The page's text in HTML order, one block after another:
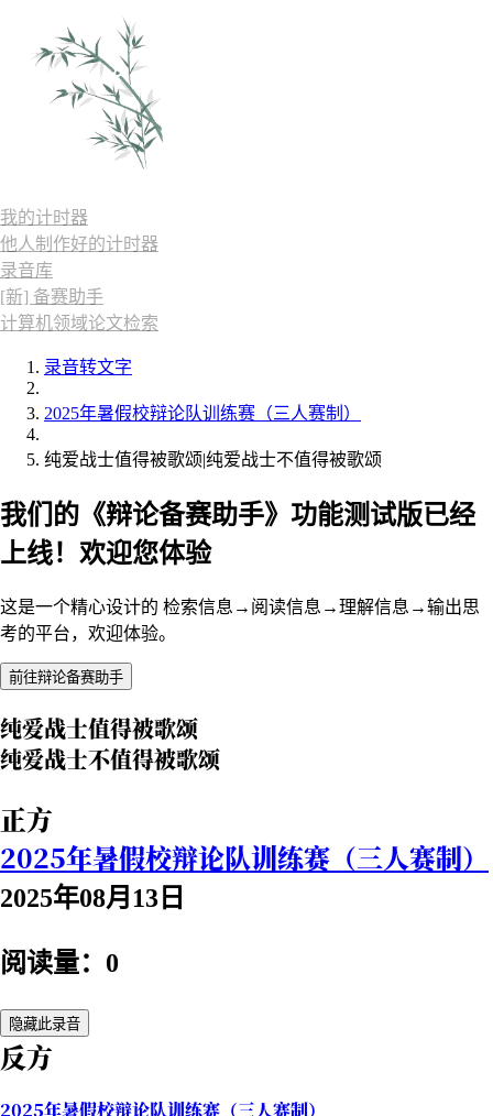
我的计时器
他人制作好的计时器
录音库
[新] 备赛助手
计算机领域论文检索
录音转文字
2025年暑假校辩论队训练赛（三人赛制）
纯爱战士值得被歌颂|纯爱战士不值得被歌颂
我们的《辩论备赛助手》功能测试版已经
上线！欢迎您体验
这是一个精心设计的 检索信息→阅读信息→理解信息→输出思
考的平台，欢迎体验。
前往辩论备赛助手
纯爱战士值得被歌颂
纯爱战士不值得被歌颂
正方
2025年暑假校辩论队训练赛（三人赛制）
2025年08月13日
阅读量：0
隐藏此录音
反方
2025年暑假校辩论队训练赛（三人赛制）